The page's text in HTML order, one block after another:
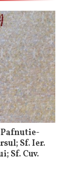
Pafnutie-
Sf. Ier.
Sf. Cuv.